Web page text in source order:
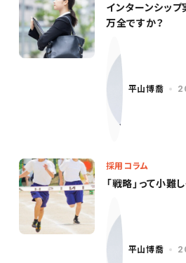
インターンシップ
万全ですか？
平山博喬
採用コラム
「戦略」って小難
平山博喬